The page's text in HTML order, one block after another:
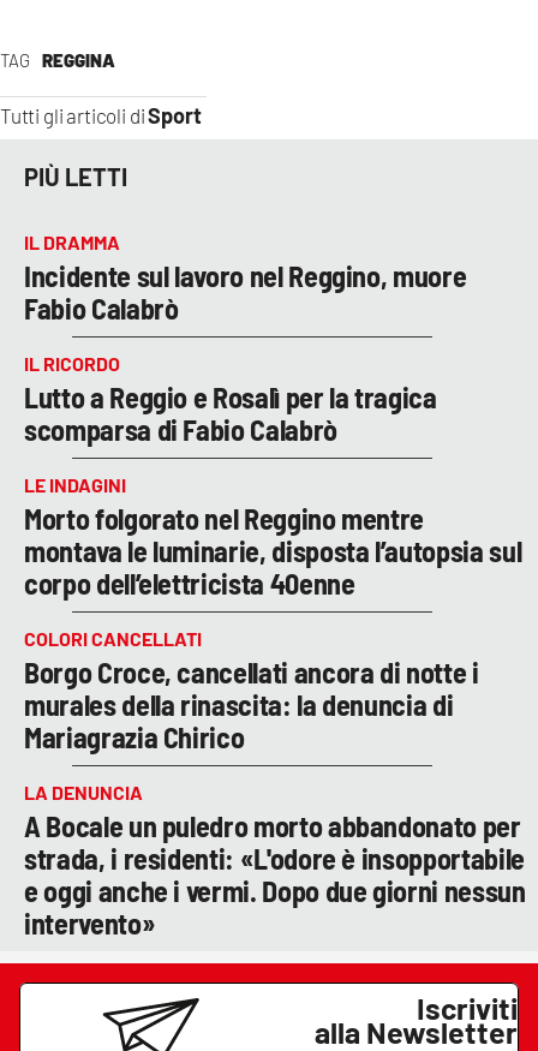
TAG REGGINA
Tutti gli articoli diSport
PIÙ LETTI
IL DRAMMA
Incidente sul lavoro nel Reggino, muore
Fabio Calabrò
IL RICORDO
Lutto a Reggio e Rosalì per la tragica
scomparsa di Fabio Calabrò
LE INDAGINI
Morto folgorato nel Reggino mentre
montava le luminarie, disposta l’autopsia sul
corpo dell’elettricista 40enne
COLORI CANCELLATI
Borgo Croce, cancellati ancora di notte i
murales della rinascita: la denuncia di
Mariagrazia Chirico
LA DENUNCIA
A Bocale un puledro morto abbandonato per
strada, i residenti: «L'odore è insopportabile
e oggi anche i vermi. Dopo due giorni nessun
intervento»
Iscriviti
alla Newsletter